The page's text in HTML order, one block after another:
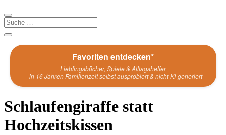
Favoriten entdecken*
Lieblingsbücher, Spiele & Alltagshelfer
– in 16 Jahren Familienzeit selbst ausprobiert & nicht KI-generiert
Schlaufengiraffe statt
Hochzeitskissen